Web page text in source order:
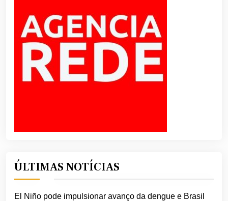
ÚLTIMAS NOTÍCIAS
El Niño pode impulsionar avanço da dengue e Brasil